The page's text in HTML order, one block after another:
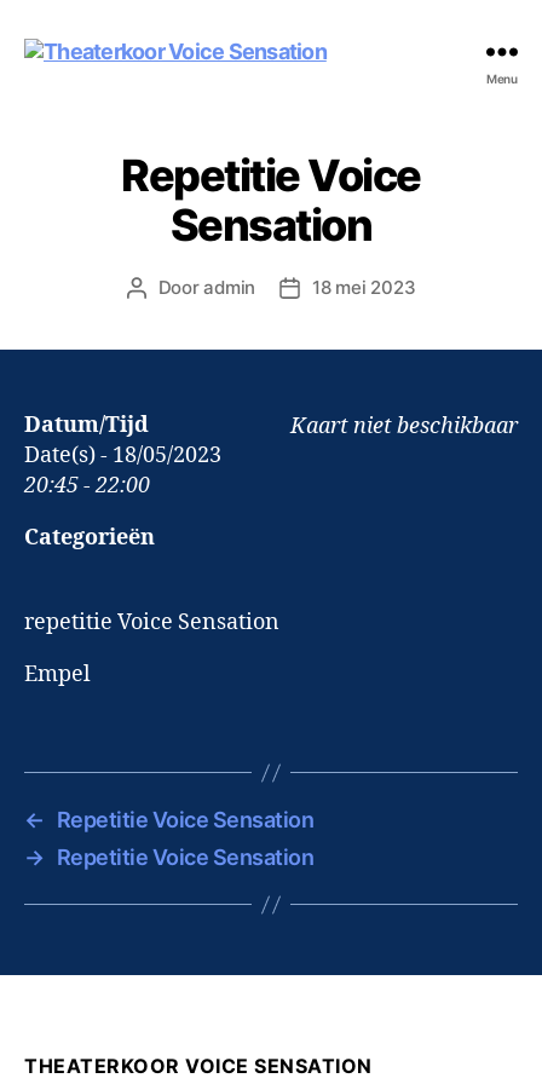
Menu
Repetitie Voice
Sensation
Berichtauteur
Dooradmin Berichtdatum
18 mei 2023
Kaart niet beschikbaar
Datum/Tijd
Date(s) - 18/05/2023
20:45 - 22:00
Categorieën
repetitie Voice Sensation
Empel
←
Repetitie Voice Sensation
→
Repetitie Voice Sensation
THEATERKOOR VOICE SENSATION